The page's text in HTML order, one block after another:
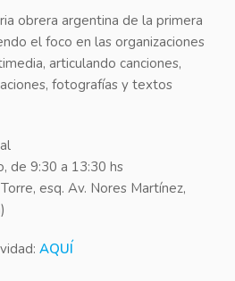
obrera argentina de la primera
el foco en las organizaciones
articulando canciones,
fotografías y textos
de 9:30 a 13:30 hs
esq. Av. Nores Martínez,
AQUÍ